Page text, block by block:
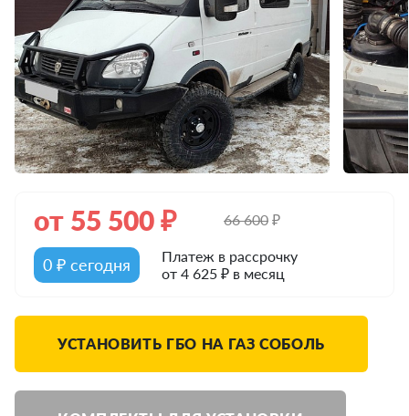
от 55 500₽ 66 600₽
0 ₽ сегодня
Платеж в рассрочку
от 4 625 ₽ в месяц
УСТАНОВИТЬ ГБО НА ГАЗ СОБОЛЬ